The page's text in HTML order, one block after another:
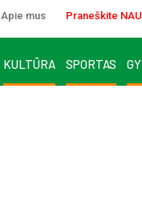
Apie mus Praneškite
KULTŪRA SPORTAS